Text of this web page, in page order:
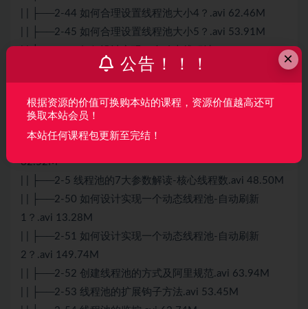
| | ├──2-44 如何合理设置线程池大小4？.avi 62.46M
| | ├──2-45 如何合理设置线程池大小5？.avi 53.91M
| | ├──2-47 如何设计实现一个动态线程池-环境准备？.avi
| | ├──2-48 如何设计实现一个动态线程池-集成配置中
| | ├──2-49 如何设计实现一个动态线程池-代码实现？.avi
82.52M
| | ├──2-5 线程池的7大参数解读-核心线程数.avi 48.50M
| | ├──2-50 如何设计实现一个动态线程池-自动刷新
1？.avi 13.28M
| | ├──2-51 如何设计实现一个动态线程池-自动刷新
2？.avi 149.74M
| | ├──2-52 创建线程池的方式及阿里规范.avi 63.94M
| | ├──2-53 线程池的扩展钩子方法.avi 53.45M
×
公告！！！
根据资源的价值可换购本站的课程，资源价值越高还可
换取本站会员！
本站任何课程包更新至完结！